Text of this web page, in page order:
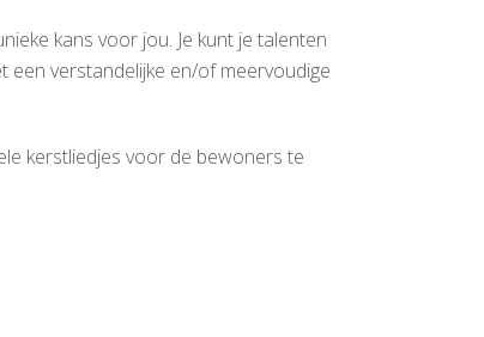
kans voor jou. Je kunt je talenten
een verstandelijke en/of meervoudige
kerstliedjes voor de bewoners te